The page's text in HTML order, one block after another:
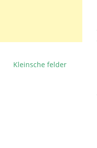
Kleinsche felder